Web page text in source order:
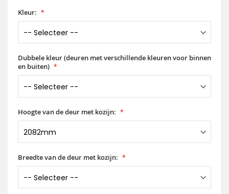
Kleur:
Dubbele kleur (deuren met verschillende kleuren voor binnen
en buiten)
Hoogte van de deur met kozijn:
Breedte van de deur met kozijn: